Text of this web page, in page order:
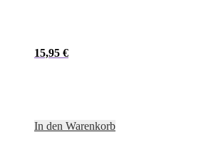
15,95 €
In den Warenkorb